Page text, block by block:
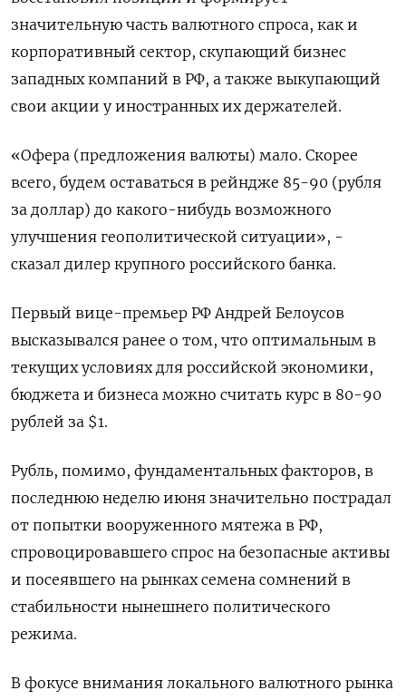
значительную часть валютного спроса, как и
корпоративный сектор, скупающий бизнес
западных компаний в РФ, а также выкупающий
свои акции у иностранных их держателей.
«Офера (предложения валюты) мало. Скорее
всего, будем оставаться в рейндже 85-90 (рубля
за доллар) до какого-нибудь возможного
улучшения геополитической ситуации», -
сказал дилер крупного российского банка.
Первый вице-премьер РФ Андрей Белоусов
высказывался ранее о том, что оптимальным в
текущих условиях для российской экономики,
бюджета и бизнеса можно считать курс в 80-90
рублей за $1.
Рубль, помимо, фундаментальных факторов, в
последнюю неделю июня значительно пострадал
от попытки вооруженного мятежа в РФ,
спровоцировавшего спрос на безопасные активы
и посеявшего на рынках семена сомнений в
стабильности нынешнего политического
режима.
В фокусе внимания локального валютного рынка